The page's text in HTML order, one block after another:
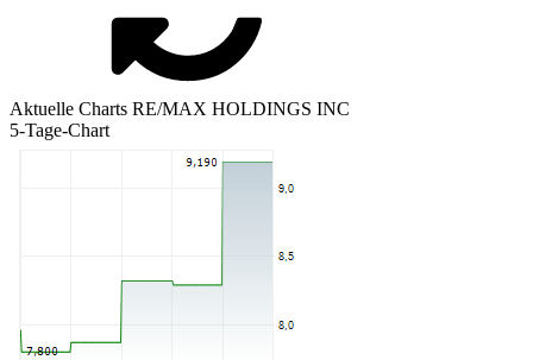
Aktuelle Charts RE/MAX HOLDINGS INC
5-Tage-Chart